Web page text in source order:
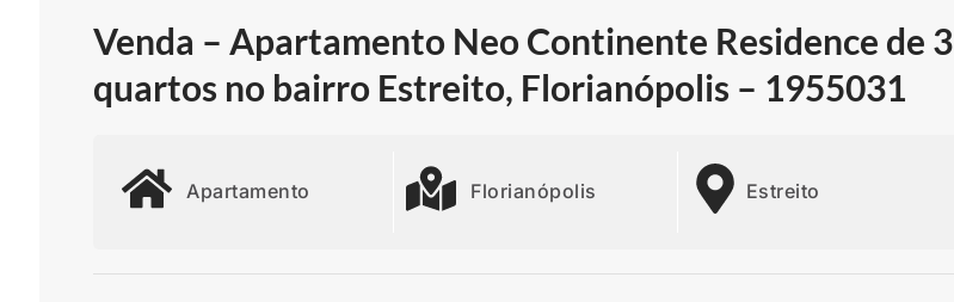
Venda – Apartamento Neo Continente Residence de 3
quartos no bairro Estreito, Florianópolis – 1955031
Apartamento Florianópolis Estreito